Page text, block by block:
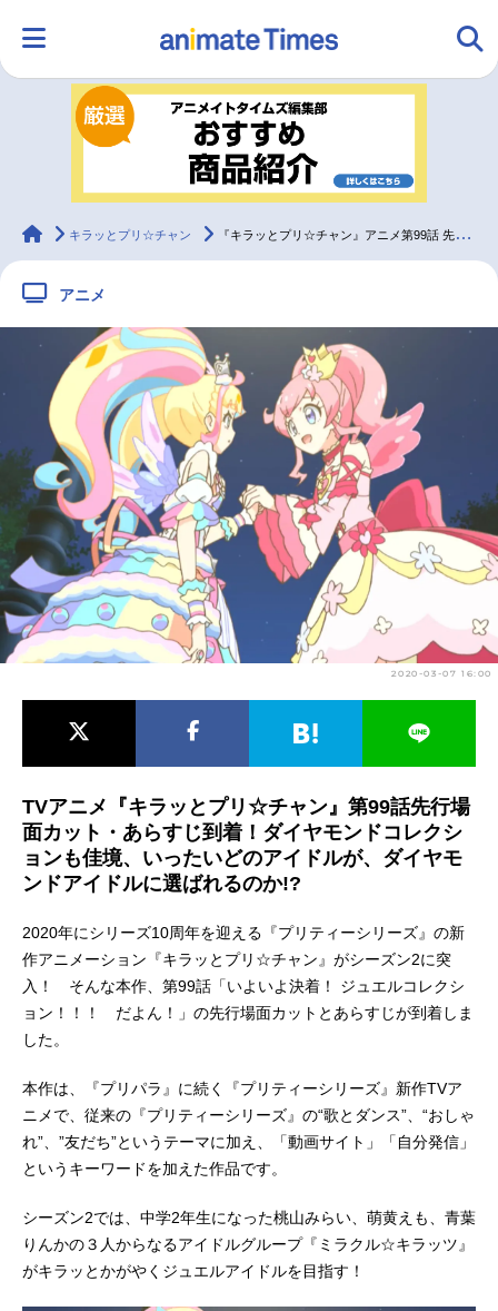
ランキング アニメ
ラジオ みんなの声
2.5次元 配信・Vtuber トレンド
最新記事一覧
アニメ記事一覧 声優記事一覧
アニメ映画一覧 実写化映画一覧
今期アニメ曜日別一覧
春アニメ 夏アニメ
男性声優/女性声優一覧
animateTimes
キラッとプリ☆チャン 『キラッとプリ☆チャン』アニメ第99話 先行カット・あらすじ到着
アニメ
2020-03-07 16:00
TVアニメ『キラッとプリ☆チャン』第99話先行場
面カット・あらすじ到着！ダイヤモンドコレクシ
ョンも佳境、いったいどのアイドルが、ダイヤモ
ンドアイドルに選ばれるのか!?
2020年にシリーズ10周年を迎える『プリティーシリーズ』の新
作アニメーション『キラッとプリ☆チャン』がシーズン2に突
入！ そんな本作、第99話「いよいよ決着！ ジュエルコレクシ
ョン！！！ だよん！」の先行場面カットとあらすじが到着しま
した。
本作は、『プリパラ』に続く『プリティーシリーズ』新作TVア
ニメで、従来の『プリティーシリーズ』の“歌とダンス”、“おしゃ
れ”、”友だち”というテーマに加え、「動画サイト」「自分発信」
というキーワードを加えた作品です。
シーズン2では、中学2年生になった桃山みらい、萌黄えも、青葉
りんかの３人からなるアイドルグループ『ミラクル☆キラッツ』
がキラッとかがやくジュエルアイドルを目指す！